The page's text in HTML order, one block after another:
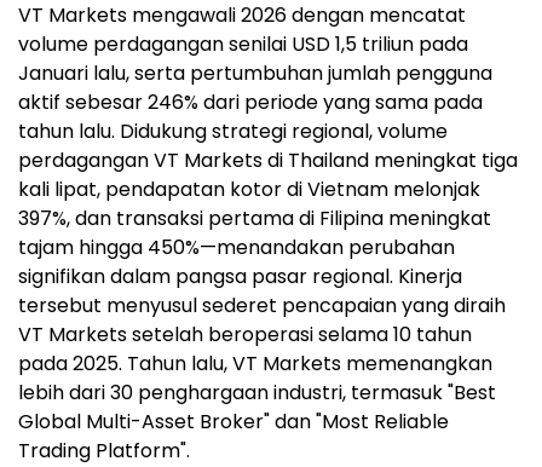
VT Markets mengawali 2026 dengan mencatat
volume perdagangan senilai USD 1,5 triliun pada
Januari lalu, serta pertumbuhan jumlah pengguna
aktif sebesar 246% dari periode yang sama pada
tahun lalu. Didukung strategi regional, volume
perdagangan VT Markets di Thailand meningkat tiga
kali lipat, pendapatan kotor di Vietnam melonjak
397%, dan transaksi pertama di Filipina meningkat
tajam hingga 450%—menandakan perubahan
signifikan dalam pangsa pasar regional. Kinerja
tersebut menyusul sederet pencapaian yang diraih
VT Markets setelah beroperasi selama 10 tahun
pada 2025. Tahun lalu, VT Markets memenangkan
lebih dari 30 penghargaan industri, termasuk "Best
Global Multi-Asset Broker" dan "Most Reliable
Trading Platform".